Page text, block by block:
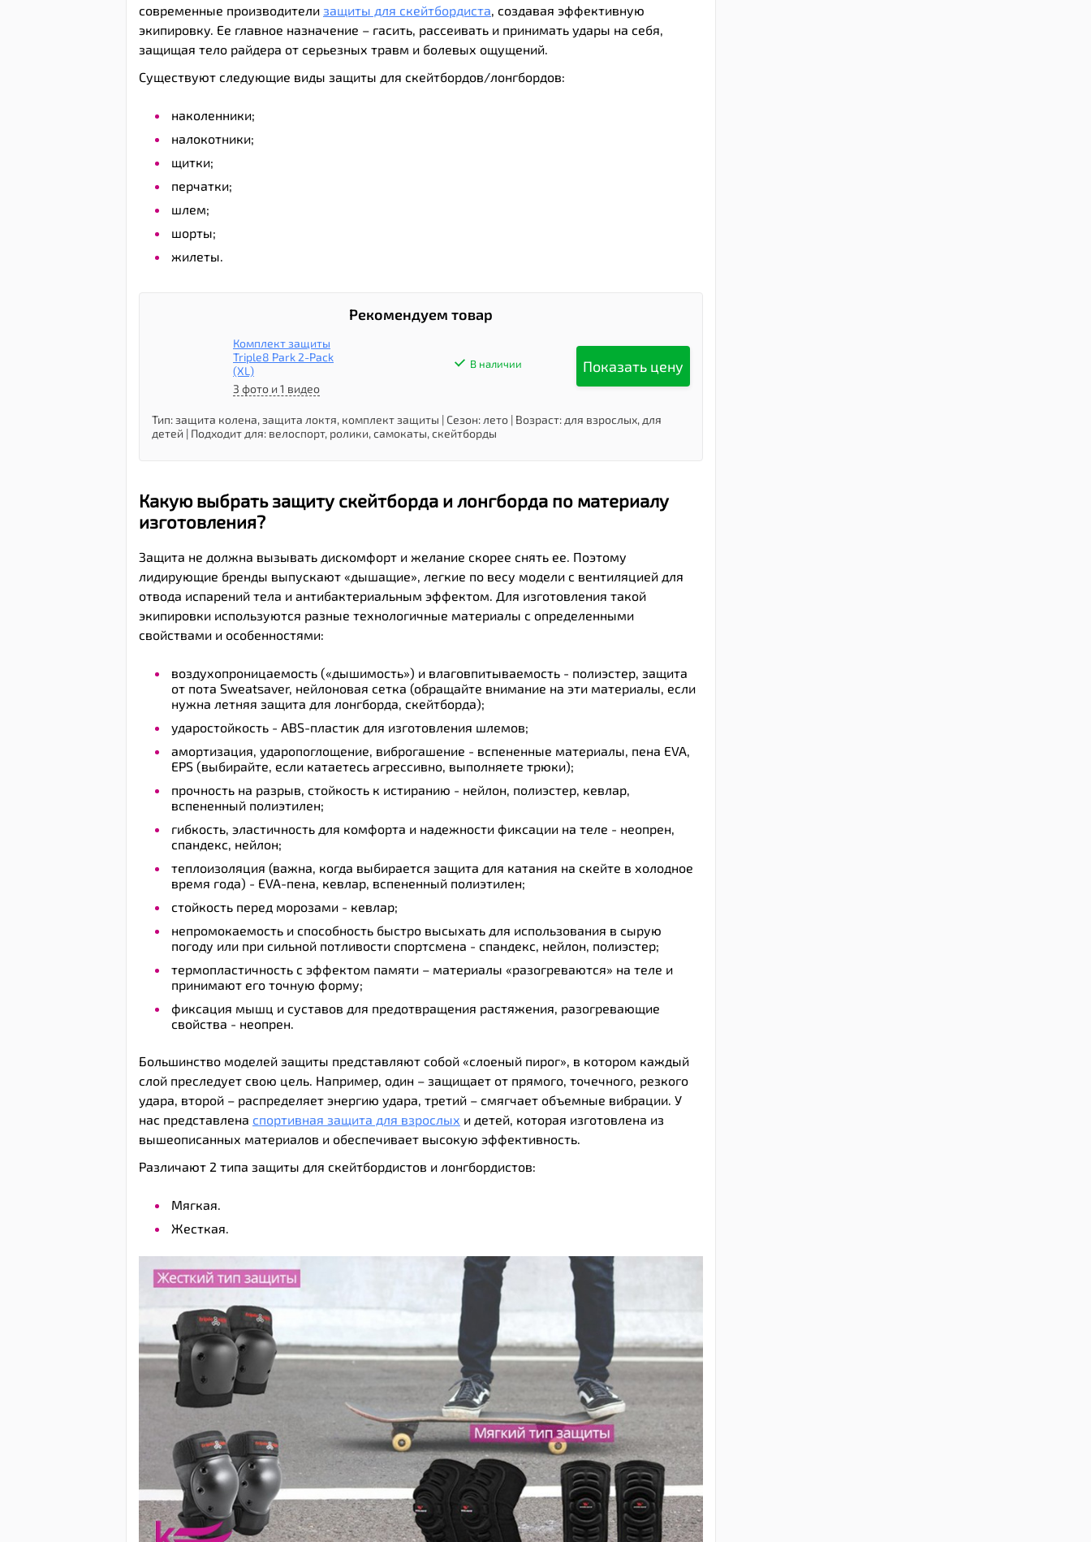
современные производители защиты для скейтбордиста, создавая эффективную
экипировку. Ее главное назначение – гасить, рассеивать и принимать удары на себя,
защищая тело райдера от серьезных травм и болевых ощущений.
Существуют следующие виды защиты для скейтбордов/лонгбордов:
наколенники;
налокотники;
щитки;
перчатки;
шлем;
шорты;
жилеты.
Рекомендуем товар
3 фото и 1 видео
Комплект защиты
Triple8 Park 2-Pack
(XL)
В наличии Показать цену
Тип:защита колена, защита локтя, комплект защиты Сезон:лето Возраст:для взрослых, для
детей
Подходит для: велоспорт, ролики, самокаты, скейтборды
Какую выбрать защиту скейтборда и лонгборда по материалу
изготовления?
Защита не должна вызывать дискомфорт и желание скорее снять ее. Поэтому
лидирующие бренды выпускают «дышащие», легкие по весу модели с вентиляцией для
отвода испарений тела и антибактериальным эффектом. Для изготовления такой
экипировки используются разные технологичные материалы с определенными
свойствами и особенностями:
воздухопроницаемость («дышимость») и влаговпитываемость - полиэстер, защита
от пота Sweatsaver, нейлоновая сетка (обращайте внимание на эти материалы, если
нужна летняя защита для лонгборда, скейтборда);
ударостойкость - ABS-пластик для изготовления шлемов;
амортизация, ударопоглощение, виброгашение - вспененные материалы, пена EVA,
EPS (выбирайте, если катаетесь агрессивно, выполняете трюки);
прочность на разрыв, стойкость к истиранию - нейлон, полиэстер, кевлар,
вспененный полиэтилен;
гибкость, эластичность для комфорта и надежности фиксации на теле - неопрен,
спандекс, нейлон;
теплоизоляция (важна, когда выбирается защита для катания на скейте в холодное
время года) - EVA-пена, кевлар, вспененный полиэтилен;
стойкость перед морозами - кевлар;
непромокаемость и способность быстро высыхать для использования в сырую
погоду или при сильной потливости спортсмена - спандекс, нейлон, полиэстер;
термопластичность с эффектом памяти – материалы «разогреваются» на теле и
принимают его точную форму;
фиксация мышц и суставов для предотвращения растяжения, разогревающие
свойства - неопрен.
Большинство моделей защиты представляют собой «слоеный пирог», в котором каждый
слой преследует свою цель. Например, один – защищает от прямого, точечного, резкого
удара, второй – распределяет энергию удара, третий – смягчает объемные вибрации. У
нас представлена спортивная защита для взрослых и детей, которая изготовлена из
вышеописанных материалов и обеспечивает высокую эффективность.
Различают 2 типа защиты для скейтбордистов и лонгбордистов:
Мягкая.
Жесткая.